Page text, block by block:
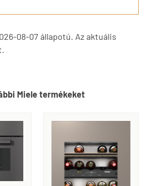
08-07 állapotú. Az aktuális
Miele termékeket